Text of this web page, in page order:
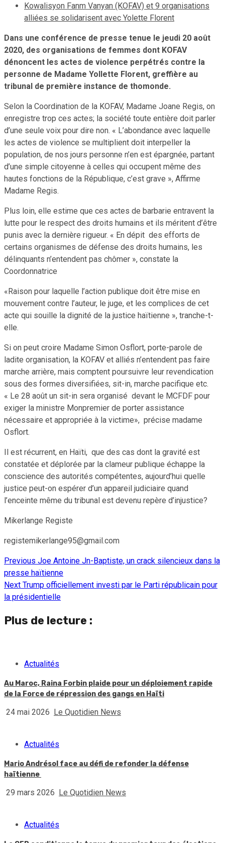
Kowalisyon Fanm Vanyan (KOFAV) et 9 organisations
alliées se solidarisent avec Yolette Florent
Dans une conférence de presse tenue le jeudi 20 août
2020, des organisations de femmes dont KOFAV
dénoncent les actes de violence perpétrés contre la
personne de Madame Yollette Florent, greffière au
tribunal de première instance de thomonde.
Selon la Coordination de la KOFAV, Madame Joane Regis, on
enregistre trop ces actes; la société toute entière doit parler
d’une seule voix pour dire non. « L’abondance avec laquelle
les actes de violence se multiplient doit interpeller la
population, de nos jours personne n’en est épargnée, partant
d’une simple citoyenne à celles qui occupent même des
hautes fonctions de la République, c’est grave », Affirme
Madame Regis.
Plus loin, elle estime que ces actes de barbarie entravent la
lutte pour le respect des droits humains et ils méritent d’être
punis avec la dernière rigueur. « En dépit des efforts de
certains organismes de défense des droits humains, les
délinquants n’entendent pas chômer », constate la
Coordonnatrice
«Raison pour laquelle l’action publique doit être mise en
mouvement contre l’auteur, le juge, et les complices de cet
acte qui souille la dignité de la justice haïtienne », tranche-t-
elle.
Si on peut croire Madame Simon Osflort, porte-parole de
ladite organisation, la KOFAV et alliés n’entendent pas faire
marche arrière, mais comptent poursuivre leur revendication
sous des formes diversifiées, sit-in, marche pacifique etc.
« Le 28 août un sit-in sera organisé devant le MCFDF pour
exiger la ministre Monpremier de porter assistance
nécessaire et appropriée à la victime», précise madame
Osflort.
Il est récurrent, en Haïti, que des cas dont la gravité est
constatée et déplorée par la clameur publique échappe la
conscience des autorités compétentes, aujourd’hui quelle
justice peut-on espérer d’un appareil judiciaire quand
l’enceinte même du tribunal est devenu repère d’injustice?
Mikerlange Registe
registemikerlange95@gmail.com
Continue
Reading
Previous Joe Antoine Jn-Baptiste, un crack silencieux dans la
presse haïtienne
Next Trump officiellement investi par le Parti républicain pour
la présidentielle
Plus de lecture :
Actualités
Au Maroc, Raina Forbin plaide pour un déploiement rapide
de la Force de répression des gangs en Haïti
24 mai 2026 Le Quotidien News
Actualités
Mario Andrésol face au défi de refonder la défense
haïtienne
29 mars 2026 Le Quotidien News
Actualités